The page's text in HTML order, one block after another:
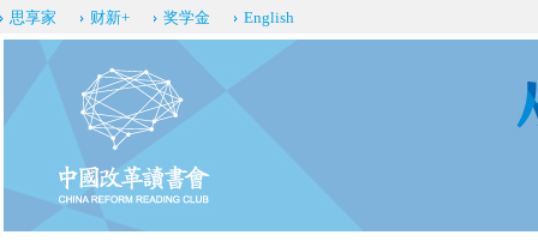
思享家 财新+ 奖学金 English